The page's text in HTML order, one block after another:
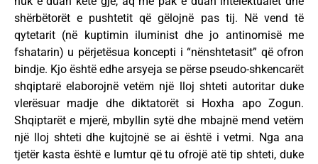
shërbëtorët e pushtetit që gëlojnë pas tij. Në vend të
qytetarit (në kuptimin iluminist dhe jo antinomisë me
fshatarin) u përjetësua koncepti i “nënshtetasit” që ofron
bindje. Kjo është edhe arsyeja se përse pseudo-shkencarët
shqiptarë elaborojnë vetëm një lloj shteti autoritar duke
vlerësuar madje dhe diktatorët si Hoxha apo Zogun.
Shqiptarët e mjerë, mbyllin sytë dhe mbajnë mend vetëm
një lloj shteti dhe kujtojnë se ai është i vetmi. Nga ana
tjetër kasta është e lumtur që tu ofrojë atë tip shteti, duke